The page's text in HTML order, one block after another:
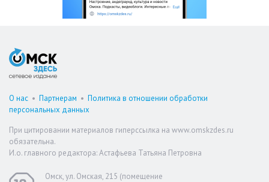
О нас • Партнерам • Политика в отношении обработки
персональных данных
При цитировании материалов гиперссылка на www.omskzdes.ru
обязательна.
И.о. главного редактора: Астафьева Татьяна Петровна
Омск, ул. Омская, 215 (помещение